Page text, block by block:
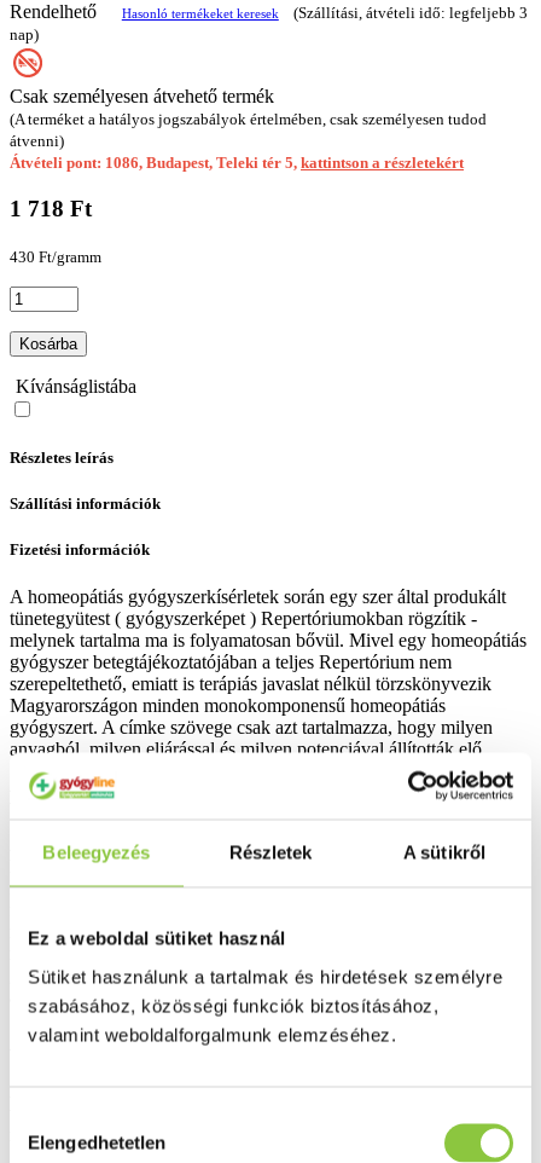
Beleegyezés Részletek A sütikről
Ez a weboldal sütiket használ
Sütiket használunk a tartalmak és hirdetések személyre
szabásához, közösségi funkciók biztosításához,
valamint weboldalforgalmunk elemzéséhez.
kiválasztása
Elengedhetetlen
Rendelhető Hasonló termékeket keresek
(Szállítási, átvételi idő: legfeljebb 3
nap)
Csak személyesen átvehető termék
(A terméket a hatályos jogszabályok értelmében, csak személyesen tudod
átvenni)
Átvételi pont: 1086, Budapest, Teleki tér 5, kattintson a részletekért
1 718 Ft
430 Ft/gramm
Kosárba
Kívánságlistába
Részletes leírás
Szállítási információk
Fizetési információk
A homeopátiás gyógyszerkísérletek során egy szer által produkált
tünetegyütest ( gyógyszerképet ) Repertóriumokban rögzítik -
melynek tartalma ma is folyamatosan bővül. Mivel egy homeopátiás
gyógyszer betegtájékoztatójában a teljes Repertórium nem
szerepeltethető, emiatt is terápiás javaslat nélkül törzskönyvezik
Magyarországon minden monokomponensű homeopátiás
gyógyszert. A címke szövege csak azt tartalmazza, hogy milyen
anyagból, milyen eljárással és milyen potenciával állították elő.
Homeopátiás szer választásról
A homeopátia „hasonlót a hasonlóval" elméletéből fakadóan egy
homeopátiás szer nem egy tünetet gyógyít, hanem a diagnózis
felállításával a teljes beteget nézi annak minden fizikai és
megfelelő homeopátiás szer kiválasztásakor a beteg által
gyógyszerek gyógyszerképével és azt kell választani
amelyik legjobban megegyezik.
Általános leírás
növényi, ásványi és állati eredetű.